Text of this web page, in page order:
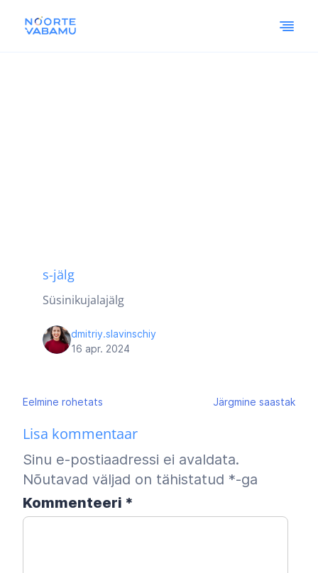
s-jälg
Süsinikujalajälg
dmitriy.slavinschiy
16 apr. 2024
Navigeerimine
Eelmine rohetats Järgmine saastak
Lisa kommentaar
Sinu e-postiaadressi ei avaldata.
Nõutavad väljad on tähistatud *-ga
Kommenteeri *